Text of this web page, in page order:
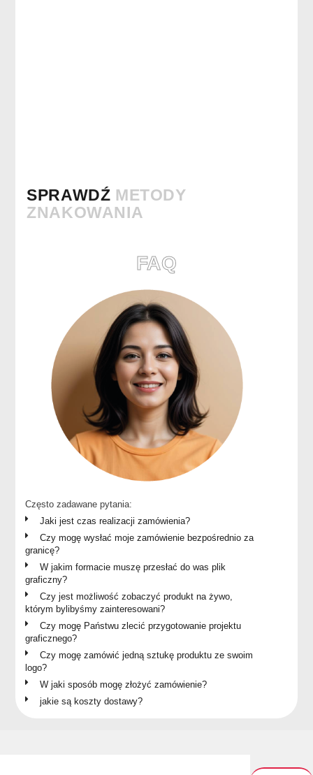
SPRAWDŹ METODY
ZNAKOWANIA
FAQ
Często zadawane pytania:
Jaki jest czas realizacji zamówienia?
Czy mogę wysłać moje zamówienie bezpośrednio za
granicę?
W jakim formacie muszę przesłać do was plik
graficzny?
Czy jest możliwość zobaczyć produkt na żywo,
którym bylibyśmy zainteresowani?
Czy mogę Państwu zlecić przygotowanie projektu
graficznego?
Czy mogę zamówić jedną sztukę produktu ze swoim
logo?
W jaki sposób mogę złożyć zamówienie?
jakie są koszty dostawy?